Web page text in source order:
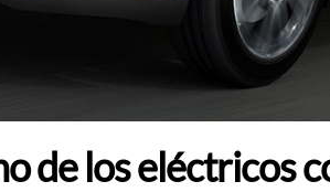
de los eléctricos